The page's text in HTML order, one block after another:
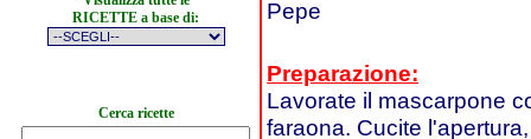
RICETTE a base di:
Cerca ricette
Pepe
Preparazione:
Lavorate il mascarpone
faraona. Cucite